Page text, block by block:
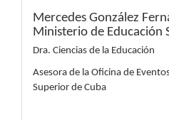
Mercedes González
Ministerio de Educación
Dra. Ciencias de la Educación
Asesora de la Oficina de
Superior de Cuba